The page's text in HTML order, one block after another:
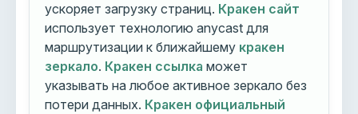
ускоряет загрузку страниц. Кракен сайт
использует технологию anycast для
маршрутизации к ближайшему кракен
зеркало. Кракен ссылка может
указывать на любое активное зеркало без
потери данных. Кракен официальный